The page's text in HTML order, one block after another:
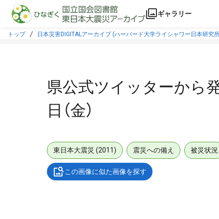
本文に飛ぶ
ギャラリー
トップ 日本災害DIGITALアーカイブ (ハーバード大学ライシャワー日本研究
県公式ツイッターから
日（金）
東日本大震災 (2011) 震災への備え 被災状況
この画像に似た画像を探す